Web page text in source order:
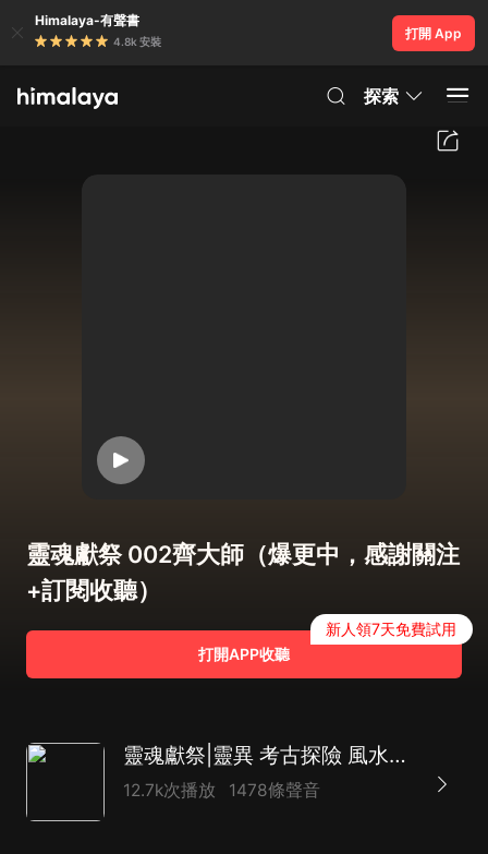
Himalaya-有聲書
4.8k 安裝
打開 App
探索
靈魂獻祭 002齊大師（爆更中，感謝關注
+訂閱收聽）
打開APP收聽
新人領7天免費試用
靈魂獻祭|靈異 考古探險 風水秘術 鬼吹燈同款
12.7k次播放 1478條聲音